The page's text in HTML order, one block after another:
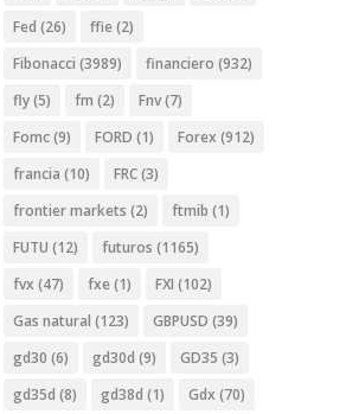
Fed (26) ffie (2)
Fibonacci (3989) financiero (932)
fly(5) fm (2) Fnv(7)
Fomc(9) FORD (1) Forex (912)
francia (10) FRC(3)
frontier markets (2) ftmib (1)
FUTU (12) futuros (1165)
fvx (47) fxe (1) FXI (102)
Gas natural (123) GBPUSD (39)
gd30 (6) gd30d (9) GD35 (3)
gd35d (8) gd38d (1) Gdx (70)